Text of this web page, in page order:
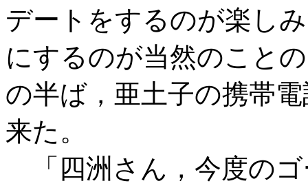
デートをするのが楽し
にするのが当然のこと
の半ば，亜土子の携帯
来た。
「四洲さん，今度の